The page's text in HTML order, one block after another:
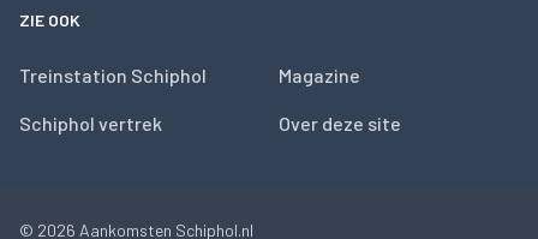
ZIE OOK
Treinstation Schiphol
Schiphol vertrek
Magazine
Over deze site
© 2026 Aankomsten Schiphol.nl